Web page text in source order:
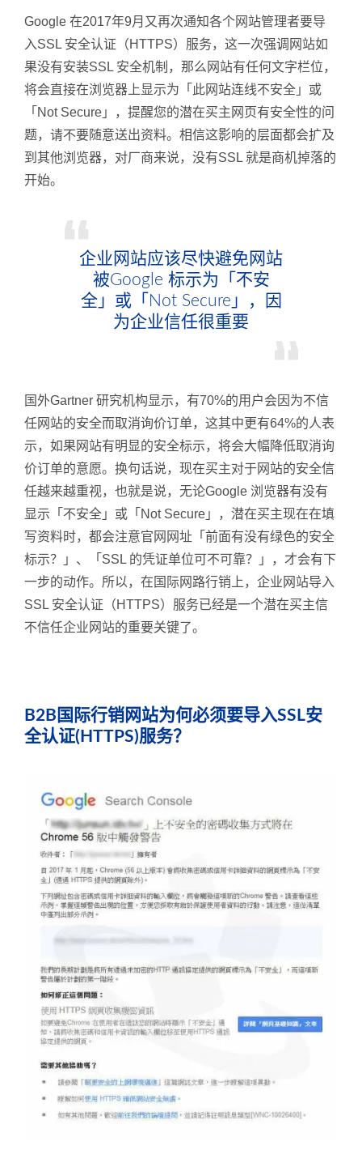
Google 在2017年9月又再次通知各个网站管理者要导
入SSL 安全认证（HTTPS）服务，这一次强调网站如
果没有安装SSL 安全机制，那么网站有任何文字栏位，
将会直接在浏览器上显示为「此网站连线不安全」或
「Not Secure」，提醒您的潜在买主网页有安全性的问
题，请不要随意送出资料。相信这影响的层面都会扩及
到其他浏览器，对厂商来说，没有SSL 就是商机掉落的
开始。
企业网站应该尽快避免网站
被Google 标示为「不安
全」或「Not Secure」，因
为企业信任很重要
国外Gartner 研究机构显示，有70%的用户会因为不信
任网站的安全而取消询价订单，这其中更有64%的人表
示，如果网站有明显的安全标示，将会大幅降低取消询
价订单的意愿。换句话说，现在买主对于网站的安全信
任越来越重视，也就是说，无论Google 浏览器有没有
显示「不安全」或「Not Secure」，潜在买主现在在填
写资料时，都会注意官网网址「前面有没有绿色的安全
标示？」、「SSL 的凭证单位可不可靠？」，才会有下
一步的动作。所以，在国际网路行销上，企业网站导入
SSL 安全认证（HTTPS）服务已经是一个潜在买主信
不信任企业网站的重要关键了。
B2B国际行销网站为何必须要导入SSL安
全认证(HTTPS)服务？